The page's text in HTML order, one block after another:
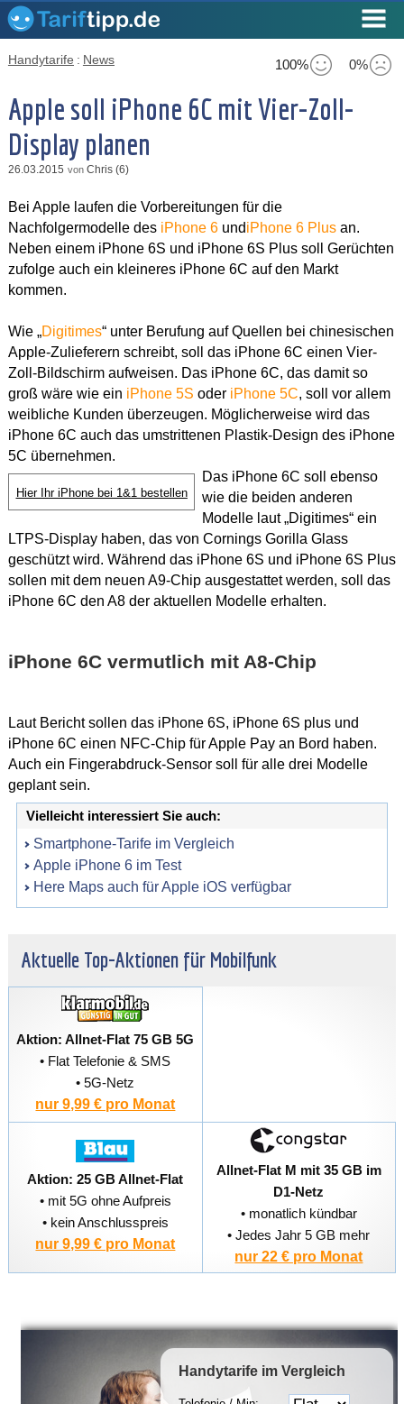
100% 0%
Handytarife : News
Apple soll iPhone 6C mit Vier-Zoll-
Display planen
26.03.2015 von Chris (6)
Bei Apple laufen die Vorbereitungen für die
Nachfolgermodelle des iPhone 6undiPhone 6 Plusan.
Neben einem iPhone 6S und iPhone 6S Plus soll Gerüchten
zufolge auch ein kleineres iPhone 6C auf den Markt
kommen.
Wie „Digitimes“ unter Berufung auf Quellen bei chinesischen
Apple-Zulieferern schreibt, soll das iPhone 6C einen Vier-
Zoll-Bildschirm aufweisen. Das iPhone 6C, das damit so
groß wäre wie ein iPhone 5S oder iPhone 5C, soll vor allem
weibliche Kunden überzeugen. Möglicherweise wird das
iPhone 6C auch das umstrittenen Plastik-Design des iPhone
5C übernehmen.
Hier Ihr iPhone bei 1&1 bestellen
Das iPhone 6C soll ebenso
wie die beiden anderen
Modelle laut „Digitimes“ ein
LTPS-Display haben, das von Cornings Gorilla Glass
geschützt wird. Während das iPhone 6S und iPhone 6S Plus
sollen mit dem neuen A9-Chip ausgestattet werden, soll das
iPhone 6C den A8 der aktuellen Modelle erhalten.
iPhone 6C vermutlich mit A8-Chip
Laut Bericht sollen das iPhone 6S, iPhone 6S plus und
iPhone 6C einen NFC-Chip für Apple Pay an Bord haben.
Auch ein Fingerabdruck-Sensor soll für alle drei Modelle
geplant sein.
Vielleicht interessiert Sie auch:
Smartphone-Tarife im Vergleich
Apple iPhone 6 im Test
Here Maps auch für Apple iOS verfügbar
Aktuelle Top-Aktionen für Mobilfunk
Aktion: Allnet-Flat 75 GB 5G
• Flat Telefonie & SMS
• 5G-Netz
nur 9,99 € pro Monat
Aktion: 25 GB Allnet-Flat
• mit 5G ohne Aufpreis
• kein Anschlusspreis
nur 9,99 € pro Monat
Allnet-Flat M mit 35 GB im
D1-Netz
• monatlich kündbar
• Jedes Jahr 5 GB mehr
nur 22 € pro Monat
Handytarife im Vergleich